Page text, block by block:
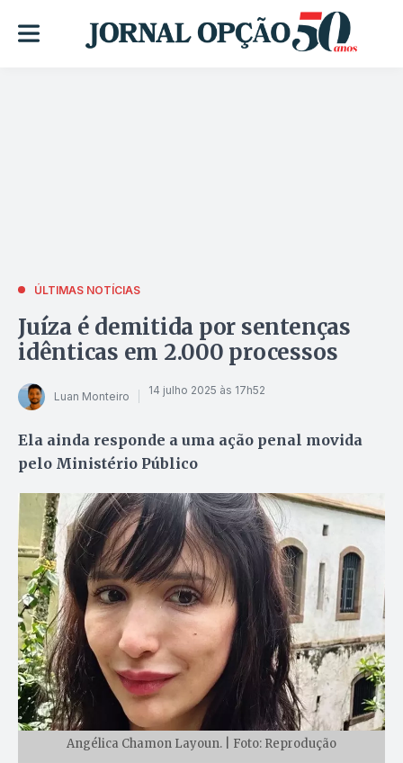
ÚLTIMAS NOTÍCIAS
Juíza é demitida por sentenças
idênticas em 2.000 processos
Luan Monteiro 14 julho 2025 às 17h52
Ela ainda responde a uma ação penal movida
pelo Ministério Público
Angélica Chamon Layoun. | Foto: Reprodução